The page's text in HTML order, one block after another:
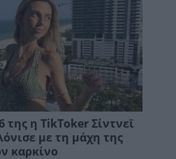
της η TikToker Σίντνεϊ
με τη μάχη της
καρκίνο